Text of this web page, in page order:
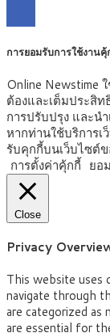
การยอมรับการใช้งาน
Online Newstime
ต้องและเต็มประสิท
การปรับปรุง และน
หากท่านใช้บริการ
รับคุกกี้บนเว็บไซต์ข
การตั้งค่าคุ้กกี้ ยอ
Close
Privacy
This website uses
navigate through
are categorized as
are essential for